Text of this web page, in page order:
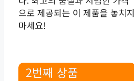
으로 제공되는 이 제품을 놓치지
마세요!
2번째 상품